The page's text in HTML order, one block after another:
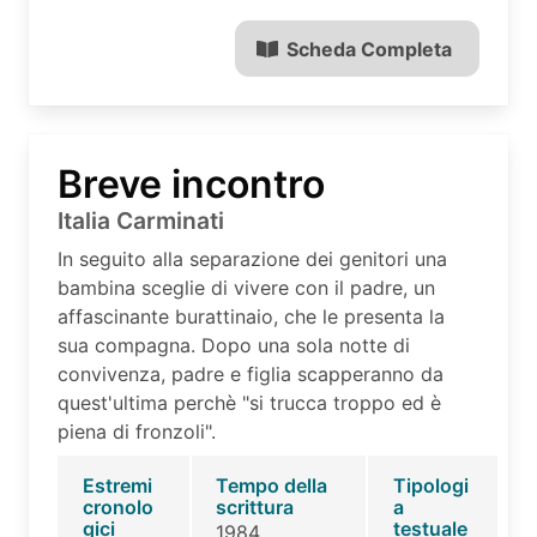
Scheda Completa
Breve incontro
Italia Carminati
In seguito alla separazione dei genitori una
bambina sceglie di vivere con il padre, un
affascinante burattinaio, che le presenta la
sua compagna. Dopo una sola notte di
convivenza, padre e figlia scapperanno da
quest'ultima perchè "si trucca troppo ed è
piena di fronzoli".
Estremi
cronolo
gici
Tempo della
scrittura
1984
Tipologi
a
testuale